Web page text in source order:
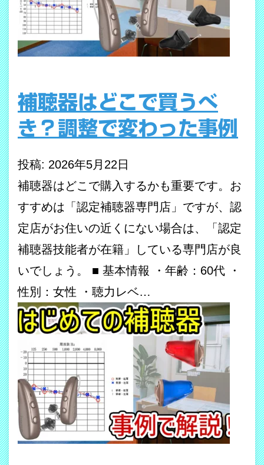
補聴器はどこで買うべ
き？調整で変わった事例
投稿: 2026年5月22日
補聴器はどこで購入するかも重要です。お
すすめは「認定補聴器専門店」ですが、認
定店がお住いの近くにない場合は、「認定
補聴器技能者が在籍」している専門店が良
いでしょう。 ■ 基本情報 ・年齢：60代 ・
性別：女性 ・聴力レベ…